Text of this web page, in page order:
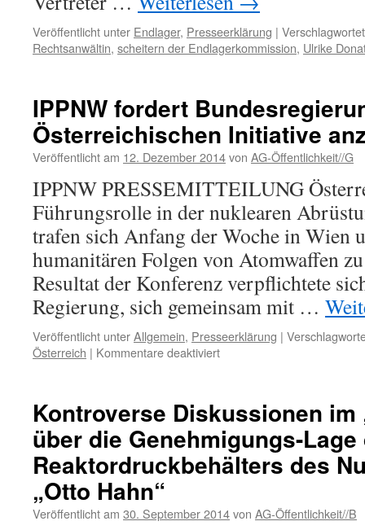
Veröffentlicht unter Endlager, Presseerklärung |
Rechtsanwältin, scheitern der Endlagerkommission, Ulrike
IPPNW fordert
Österreichischen Initiative
Veröffentlicht am 12. Dezember 2014von AG-Öffentlichkeit//G
IPPNW PRESSEMITTEILUNG
Führungsrolle in der nuklearen
trafen sich Anfang der Woche in Wien
humanitären Folgen von Atomwaffen
Resultat der Konferenz verpflichtete
Regierung, sich gemeinsam mit …
Veröffentlicht unterAllgemein, Presseerklärung |
Österreich | Kommentare deaktiviertfür
auf,
sich
der
Österreichischen
Kontroverse Diskussionen im
über die Genehmigungs-Lage
Reaktordruckbehälters des
„Otto Hahn“
Veröffentlicht am 30. September 2014von AG-Öffentlichkeit//B